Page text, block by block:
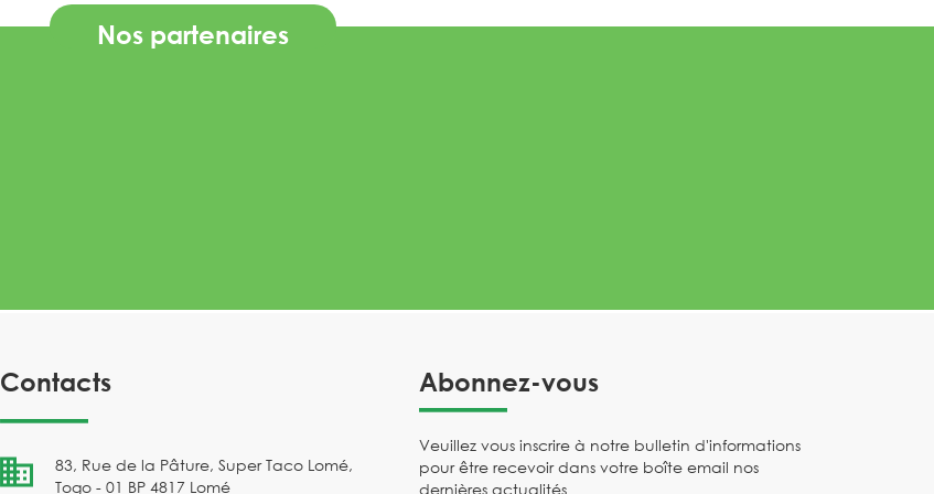
Nos partenaires
Contacts
83, Rue de la Pâture, Super Taco Lomé,
Togo - 01 BP 4817 Lomé
Abonnez-vous
Veuillez vous inscrire à notre bulletin d'informations
pour être recevoir dans votre boîte email nos
dernières actualités